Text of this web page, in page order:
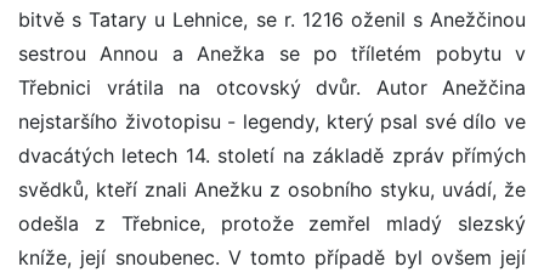
bitvě s Tatary u Lehnice, se r. 1216 oženil s Anežčinou
sestrou Annou a Anežka se po tříletém pobytu v
Třebnici vrátila na otcovský dvůr. Autor Anežčina
nejstaršího životopisu - legendy, který psal své dílo ve
dvacátých letech 14. století na základě zpráv přímých
svědků, kteří znali Anežku z osobního styku, uvádí, že
odešla z Třebnice, protože zemřel mladý slezský
kníže, její snoubenec. V tomto případě byl ovšem její